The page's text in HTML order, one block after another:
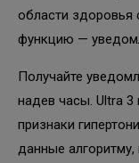
области здоровья
функцию —
Получайте
надев часы. Ultra
признаки
данные